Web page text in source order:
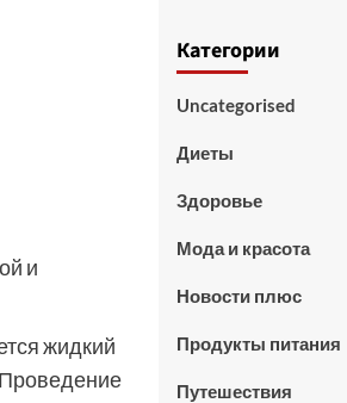
и
жидкий
Категории
Uncategorised
Диеты
Здоровье
Мода и красота
Новости плюс
Продукты питания
Путешествия